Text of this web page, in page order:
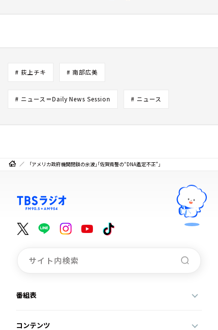
# 荻上チキ # 南部広美
# ニュース＝Daily News Session # ニュース
「アメリカ政府機関閉鎖の余波」「佐賀県警の“DNA鑑定不正”」
番組表
コンテンツ